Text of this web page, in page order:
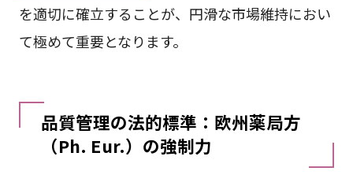
を適切に確立することが、円滑な市場維持におい
て極めて重要となります。
品質管理の法的標準：欧州薬局方
（Ph. Eur.）の強制力